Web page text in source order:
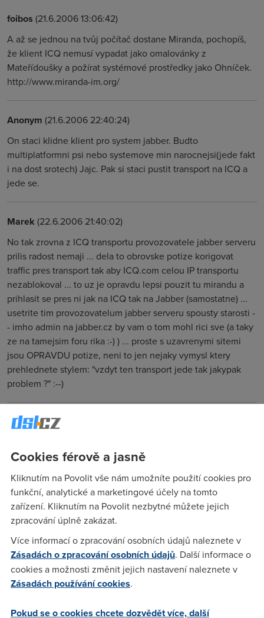
foibos (21.6.2006 13:06:42)
A až se jednou na tvůj počítač dostane Miranda, pochopíš,
že klient ICQ nemusí vypadat jako omalovánky z
Mateřídoušky a požírat systémové prostředky jako Ohníček.
http://www.miranda-im.org/
Anonym (21.6.2006 22:40:24)
On staci klidne klient pro system jabber. Budto
multiplatformni psi nebo systemove min narocnejsi(jede fakt
i na dost srotech) Jajc. Pak si staci pustit transport na ICQ a
jede se.
Marek (22.6.2006 21:40:02)
No tak zrovna z ICQ transportu provozovatele jabber serveru
prilis radost nemaji ... dela to obrovske potize korigovat
traffic pres transport tak aby ICQ.com celou IP transportu
nezablokoval ... to uz je opravdu lepsi pouzit tu mirandu a
prihlasit se pres ni jak na ICQ tak na Jabber (samostatne) ...
usetrite tim provozovatelum jabber serveru spousty starosti -
- imho admin na jabber.cz by vam o tom mohl rici sve (a taky
ze na tamejsim foru rika :-) ) ... proste s uzavrenymi sitemi
jsou OPRAVDU potize, neni to jen nejaky vymysl ktery
prehlednete stylem: "vzdyt ten transport jede tak jakypak
problem ?" :--)
Pet(21.6.2006 12:11:09)
U mě nahradil všechny dřívější IM, jeho funkčnost se nedá s
rozhraní si můžete všechno nastavit, takže není problém
obrázková tlačítka vypnout, tak je to čistě účelová aplikace
(z tohoto hlediska byly klienti ICQ 100x horší). A na rozdíl od
ostatních klientů to bez problémů na všech počítačích chodí,
hlasovou komunikaci jsem na jiných počítačích třeba s MSN
messangerem nerozchodil.
Cim? No treba tim ze je to uzavreny system vcetne
Cookies férově a jasně
Kliknutím na Povolit vše nám umožníte použití cookies pro
funkční, analytické a marketingové účely na tomto
zařízení. Kliknutím na Povolit nezbytné můžete jejich
zpracování úplně zakázat.
Více informací o zpracování osobních údajů naleznete v
Zásadách o zpracování osobních údajů. Další informace o
cookies a možnosti změnit jejich nastavení naleznete v
Zásadách používání cookies.
Pokud se o cookies chcete dozvědět více, další